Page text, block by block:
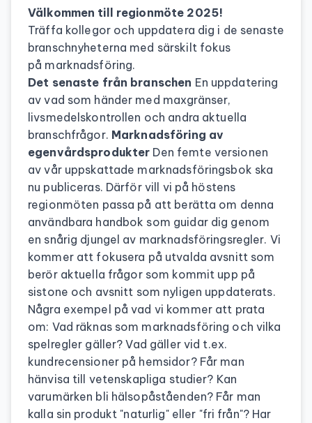
Välkommen till regionmöte 2025!
Träffa kollegor och uppdatera dig i de senaste
branschnyheterna med särskilt fokus
på marknadsföring.
Det senaste från branschen En uppdatering
av vad som händer med maxgränser,
livsmedelskontrollen och andra aktuella
branschfrågor. Marknadsföring av
egenvårdsprodukter Den femte versionen
av vår uppskattade marknadsföringsbok ska
nu publiceras. Därför vill vi på höstens
regionmöten passa på att berätta om denna
användbara handbok som guidar dig genom
en snårig djungel av marknadsföringsregler. Vi
kommer att fokusera på utvalda avsnitt som
berör aktuella frågor som kommit upp på
sistone och avsnitt som nyligen uppdaterats.
Några exempel på vad vi kommer att prata
om: Vad räknas som marknadsföring och vilka
spelregler gäller? Vad gäller vid t.ex.
kundrecensioner på hemsidor? Får man
hänvisa till vetenskapliga studier? Kan
varumärken bli hälsopåståenden? Får man
kalla sin produkt "naturlig" eller "fri från"? Har